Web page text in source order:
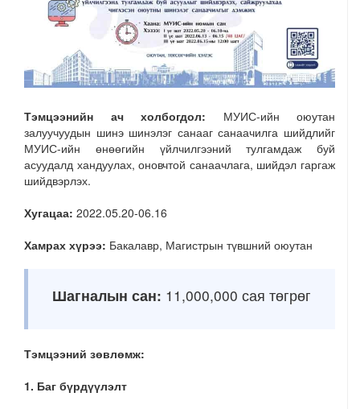
Тэмцээнийн ач холбогдол: МУИС-ийн оюутан
залуучуудын шинэ шинэлэг санааг санаачилга шийдлийг
МУИС-ийн өнөөгийн үйлчилгээний тулгамдаж буй
асуудалд хандуулах, оновчтой санаачлага, шийдэл гаргаж
шийдвэрлэх.
Хугацаа: 2022.05.20-06.16
Хамрах хүрээ: Бакалавр, Магистрын түвшний оюутан
Шагналын сан: 11,000,000 сая төгрөг
Тэмцээний зөвлөмж:
1. Баг бүрдүүлэлт